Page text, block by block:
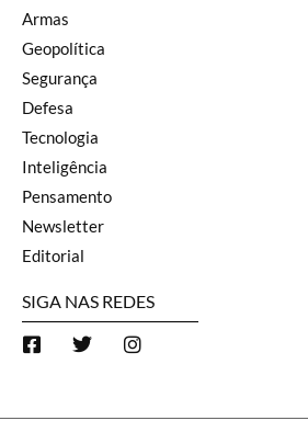
Armas
Geopolítica
Segurança
Defesa
Tecnologia
Inteligência
Pensamento
Newsletter
Editorial
SIGA NAS REDES